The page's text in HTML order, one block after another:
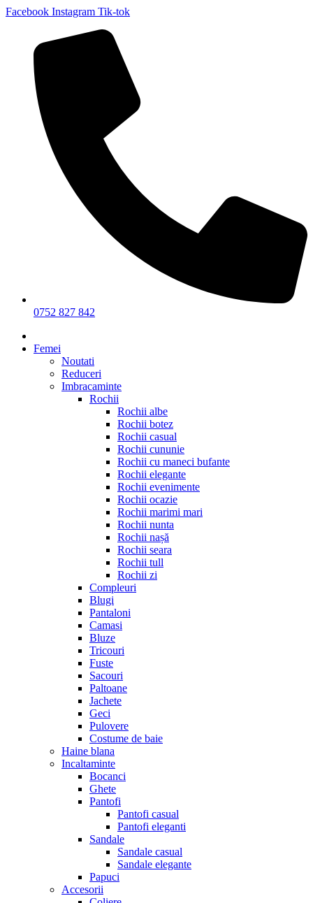
Facebook Instagram Tik-tok
0752 827 842
Femei
Noutati
Reduceri
Imbracaminte
Rochii
Rochii albe
Rochii botez
Rochii casual
Rochii cununie
Rochii cu maneci bufante
Rochii elegante
Rochii evenimente
Rochii ocazie
Rochii marimi mari
Rochii nunta
Rochii nașă
Rochii seara
Rochii tull
Rochii zi
Compleuri
Blugi
Pantaloni
Camasi
Bluze
Tricouri
Fuste
Sacouri
Paltoane
Jachete
Geci
Pulovere
Costume de baie
Haine blana
Incaltaminte
Bocanci
Ghete
Pantofi
Pantofi casual
Pantofi eleganti
Sandale
Sandale casual
Sandale elegante
Papuci
Accesorii